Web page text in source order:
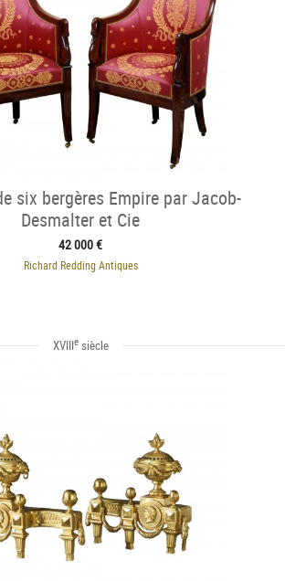
six bergères Empire par Jacob-
Desmalter et Cie
42 000 €
Richard Redding Antiques
XVIIIesiècle